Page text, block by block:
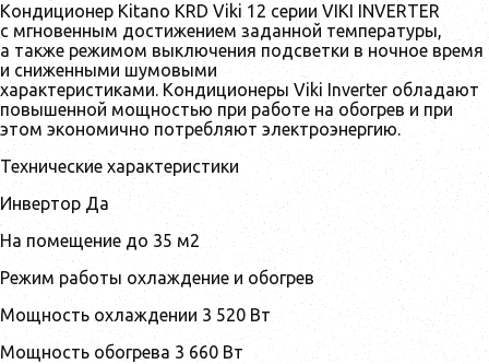
Кондиционер Kitano KRD Viki 12 серии VIKI INVERTER
с мгновенным достижением заданной температуры,
а также режимом выключения подсветки в ночное время
и сниженными шумовыми
характеристиками. Кондиционеры Viki Inverter обладают
повышенной мощностью при работе на обогрев и при
этом экономично потребляют электроэнергию.
Технические характеристики
Инвертор Да
На помещение до 35 м2
Режим работы охлаждение и обогрев
Мощность охлаждении 3 520 Вт
Мощность обогрева 3 660 Вт